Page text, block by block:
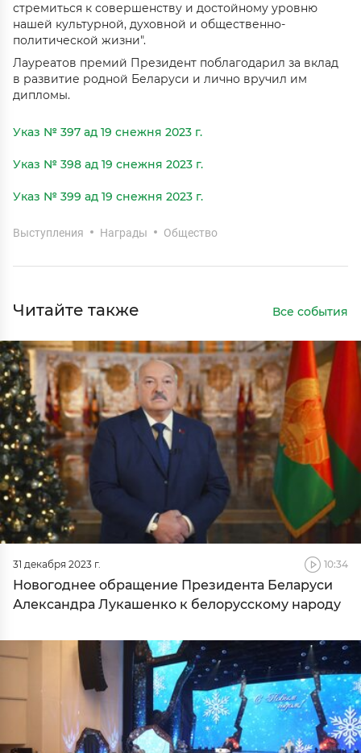
стремиться к совершенству и достойному уровню
нашей культурной, духовной и общественно-
политической жизни".
Лауреатов премий Президент поблагодарил за вклад
в развитие родной Беларуси и лично вручил им
дипломы.
Указ № 397 ад 19 снежня 2023 г.
Указ № 398 ад 19 снежня 2023 г.
Указ № 399 ад 19 снежня 2023 г.
Выступления Награды Общество
Читайте также Все события
31 декабря 2023 г. 10:34
Новогоднее обращение Президента Беларуси
Александра Лукашенко к белорусскому народу